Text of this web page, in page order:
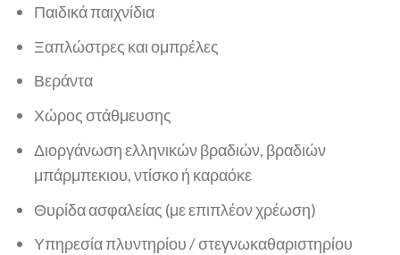
Παιδικά παιχνίδια
Ξαπλώστρες και ομπρέλες
Βεράντα
Χώρος στάθμευσης
Διοργάνωση ελληνικών βραδιών, βραδιών
μπάρμπεκιου, ντίσκο ή καραόκε
Θυρίδα ασφαλείας (με επιπλέον χρέωση)
Υπηρεσία πλυντηρίου / στεγνωκαθαριστηρίου